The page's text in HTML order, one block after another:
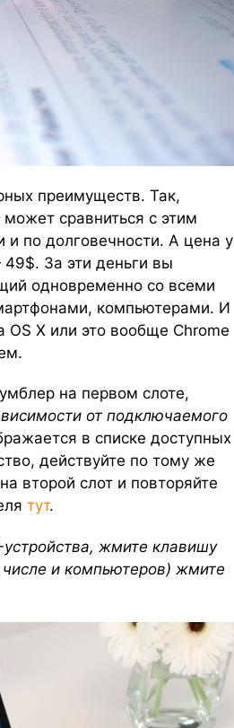
преимуществ. Так,
сравниться с этим
и по долговечности. А цена у
За эти деньги вы
одновременно со всеми
компьютерами. И
X или это вообще Chrome
на первом слоте,
от подключаемого
в списке доступных
действуйте по тому же
второй слот и повторяйте
тут.
жмите клавишу
и компьютеров) жмите